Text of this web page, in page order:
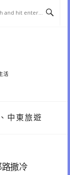
活
中東旅遊
路撒冷